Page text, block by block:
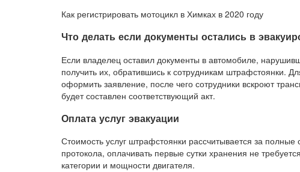
Как регистрировать мотоцикл в Химках в 2020 году
Что делать если документы остались в
Если владелец оставил документы в автомобиле,
получить их, обратившись к сотрудникам штрафстоянки.
оформить заявление, после чего сотрудники вскроют
будет составлен соответствующий акт.
Оплата услуг эвакуации
Стоимость услуг штрафстоянки рассчитывается за
протокола, оплачивать первые сутки хранения не
категории и мощности двигателя.